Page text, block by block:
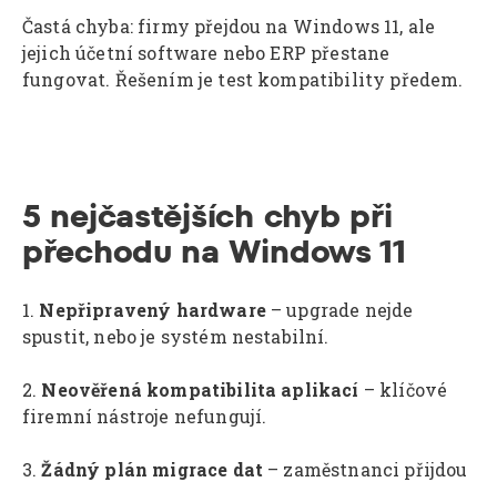
Častá chyba: firmy přejdou na Windows 11, ale
jejich účetní software nebo ERP přestane
fungovat. Řešením je test kompatibility předem.
5 nejčastějších chyb při
přechodu na Windows 11
1. Nepřipravený hardware– upgrade nejde
spustit, nebo je systém nestabilní.
2. Neověřená kompatibilita aplikací – klíčové
firemní nástroje nefungují.
3.Žádný plán migrace dat – zaměstnanci přijdou